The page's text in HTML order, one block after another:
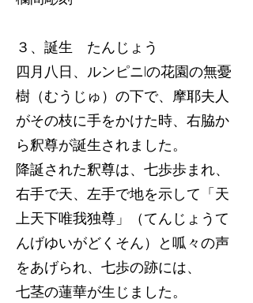
３、誕生 たんじょう
四月八日、ルンピニlの花園の無憂
樹（むうじゅ）の下で、摩耶夫人
がその枝に手をかけた時、右脇か
ら釈尊が誕生されました。
降誕された釈尊は、七歩歩まれ、
右手で天、左手で地を示して「天
上天下唯我独尊」（てんじょうて
んげゆいがどくそん）と呱々の声
をあげられ、七歩の跡には、
七茎の蓮華が生じました。